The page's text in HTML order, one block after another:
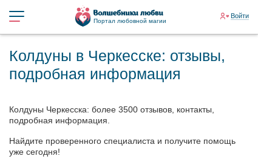
Портал любовной магии
Войти
Колдуны в Черкесске: отзывы,
подробная информация
Колдуны Черкесска: более 3500 отзывов, контакты,
подробная информация.
Найдите проверенного специалиста и получите помощь
уже сегодня!